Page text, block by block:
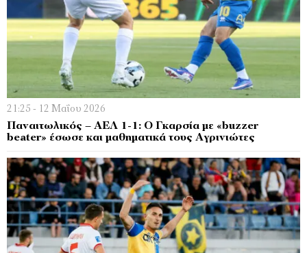
21:25 - 12 Μαΐου 2026
Παναιτωλικός – ΑΕΛ 1-1: Ο Γκαρσία με «buzzer
beater» έσωσε και μαθηματικά τους Αγρινιώτες